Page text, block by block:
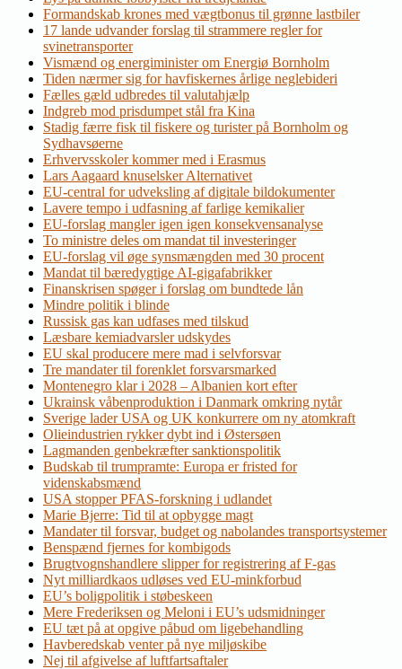
Formandskab krones med vægtbonus til grønne lastbiler
17 lande udvander forslag til strammere regler for
svinetransporter
Vismænd og energiminister om Energiø Bornholm
Tiden nærmer sig for havfiskernes årlige neglebideri
Fælles gæld udbredes til valutahjælp
Indgreb mod prisdumpet stål fra Kina
Stadig færre fisk til fiskere og turister på Bornholm og
Sydhavsøerne
Erhvervsskoler kommer med i Erasmus
Lars Aagaard knuselsker Alternativet
EU-central for udveksling af digitale bildokumenter
Lavere tempo i udfasning af farlige kemikalier
EU-forslag mangler igen igen konsekvensanalyse
To ministre deles om mandat til investeringer
EU-forslag vil øge synsmængden med 30 procent
Mandat til bæredygtige AI-gigafabrikker
Finanskrisen spøger i forslag om bundtede lån
Mindre politik i blinde
Russisk gas kan udfases med tilskud
Læsbare kemiadvarsler udskydes
EU skal producere mere mad i selvforsvar
Tre mandater til forenklet forsvarsmarked
Montenegro klar i 2028 – Albanien kort efter
Ukrainsk våbenproduktion i Danmark omkring nytår
Sverige lader USA og UK konkurrere om ny atomkraft
Olieindustrien rykker dybt ind i Østersøen
Lagmanden genbekræfter sanktionspolitik
Budskab til trumpramte: Europa er fristed for
videnskabsmænd
USA stopper PFAS-forskning i udlandet
Marie Bjerre: Tid til at opbygge magt
Mandater til forsvar, budget og nabolandes transportsystemer
Benspænd fjernes for kombigods
Brugtvognshandlere slipper for registrering af F-gas
Nyt milliardkaos udløses ved EU-minkforbud
EU’s boligpolitik i støbeskeen
Mere Frederiksen og Meloni i EU’s udsmidninger
EU tæt på at opgive påbud om ligebehandling
Havberedskab venter på nye miljøskibe
Nej til afgivelse af luftfartsaftaler